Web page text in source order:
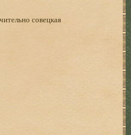
совецкая